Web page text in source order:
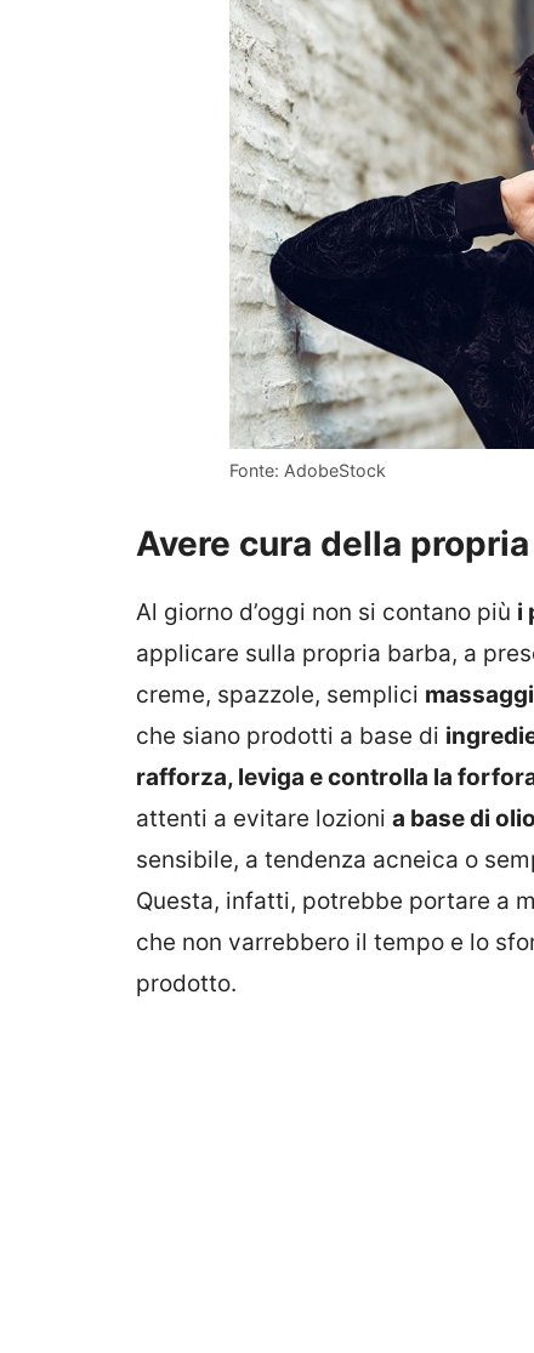
Fonte: AdobeStock
Avere cura della
Al giorno d’oggi non si contano più i
applicare sulla propria barba, a
creme, spazzole, semplici massaggi
che siano prodotti a base di
rafforza, leviga e controlla la
attenti a evitare lozioni a base di
sensibile, a tendenza acneica o
Questa, infatti, potrebbe portare a
che non varrebbero il tempo e lo
prodotto.